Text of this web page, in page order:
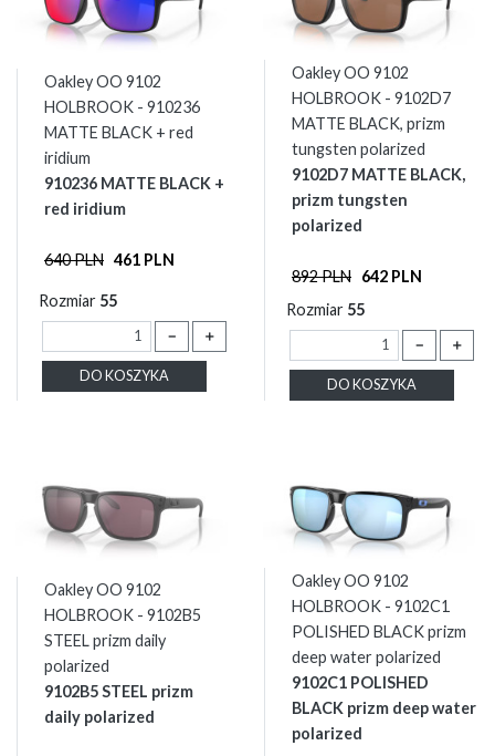
Oakley OO 9102
HOLBROOK - 910236
MATTE BLACK + red
iridium
910236 MATTE BLACK +
red iridium
640 PLN 461 PLN
Rozmiar 55
－ ＋
DO KOSZYKA
Oakley OO 9102
HOLBROOK - 9102D7
MATTE BLACK, prizm
tungsten polarized
9102D7 MATTE BLACK,
prizm tungsten
polarized
892 PLN 642 PLN
Rozmiar 55
－ ＋
DO KOSZYKA
Oakley OO 9102
HOLBROOK - 9102B5
STEEL prizm daily
polarized
9102B5 STEEL prizm
daily polarized
Oakley OO 9102
HOLBROOK - 9102C1
POLISHED BLACK prizm
deep water polarized
9102C1 POLISHED
BLACK prizm deep water
polarized